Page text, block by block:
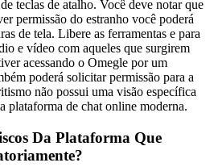
teclas de atalho. Você deve notar que
permissão do estranho você poderá
de tela. Libere as ferramentas e para
e vídeo com aqueles que surgirem
acessando o Omegle por um
poderá solicitar permissão para a
não possui uma visão específica
plataforma de chat online moderna.
Da Plataforma Que